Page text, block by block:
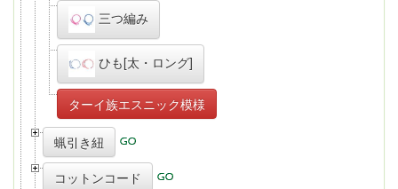
三つ編み
ひも[太・ロング]
ターイ族エスニック模様
蝋引き紐
コットンコード